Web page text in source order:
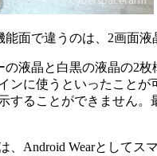
面で違うのは、2画面
液晶と白黒の液晶の2枚
に使うといったことが
することができません
Android Wearとして